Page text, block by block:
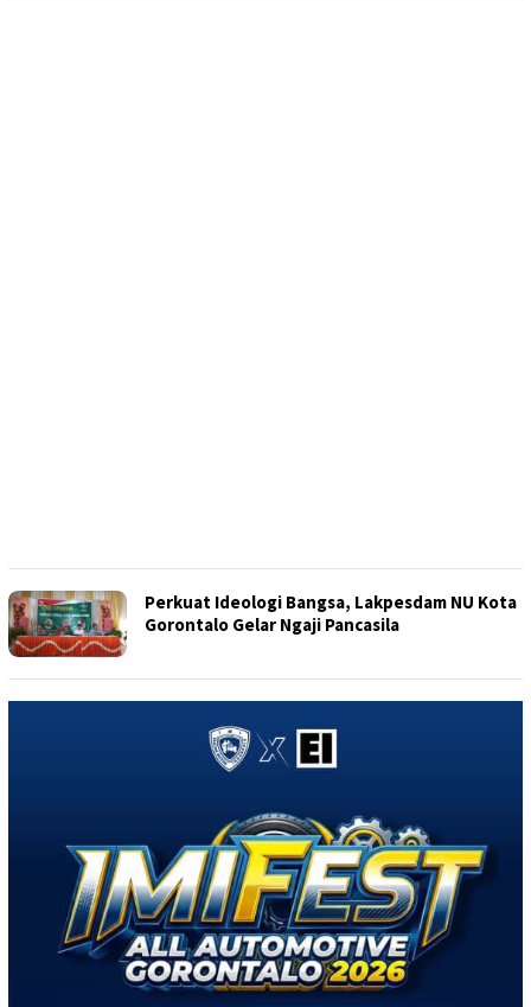
Perkuat Ideologi Bangsa, Lakpesdam NU Kota
Gorontalo Gelar Ngaji Pancasila